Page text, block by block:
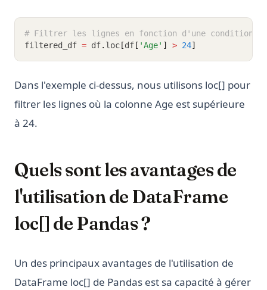
# Filtrer les lignes en fonction d'une condition
filtered_df = df. loc [df [ 'Age' ] > 24]
Dans l'exemple ci-dessus, nous utilisons loc[] pour
filtrer les lignes où la colonne Age est supérieure
à 24.
Quels sont les avantages de
l'utilisation de DataFrame
loc[] de Pandas ?
Un des principaux avantages de l'utilisation de
DataFrame loc[] de Pandas est sa capacité à gérer